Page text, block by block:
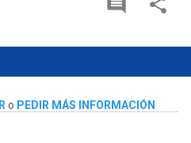
o PEDIR MÁS INFORMACIÓN